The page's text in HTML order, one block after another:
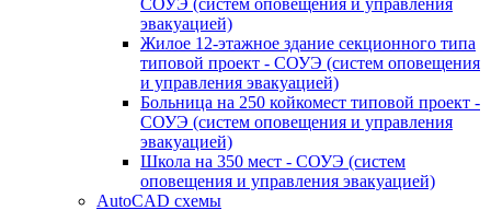
СОУЭ (систем оповещения и управления
эвакуацией)
Жилое 12-этажное здание секционного типа
типовой проект - СОУЭ (систем оповещения
и управления эвакуацией)
Больница на 250 койкомест типовой проект -
СОУЭ (систем оповещения и управления
эвакуацией)
Школа на 350 мест - СОУЭ (систем
оповещения и управления эвакуацией)
AutoCAD схемы